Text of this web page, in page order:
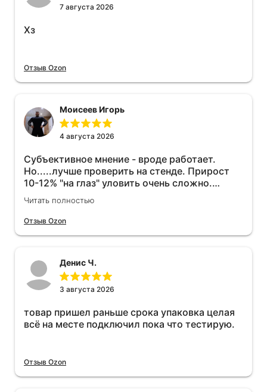
7 августа 2026
Хз
Отзыв Ozon
Моисеев Игорь
4 августа 2026
Субъективное мнение - вроде работает.
Но.....лучше проверить на стенде. Прирост
10-12% "на глаз" уловить очень сложно.
Покатаюсь, потом отключу и посмотрю, что
будет 😁.
Читать полностью
Отзыв Ozon
Денис Ч.
3 августа 2026
товар пришел раньше срока упаковка целая
всё на месте подключил пока что тестирую.
Отзыв Ozon